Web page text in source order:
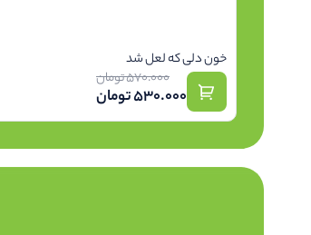
خون دلی که لعل شد
570.000تومان
530.000تومان